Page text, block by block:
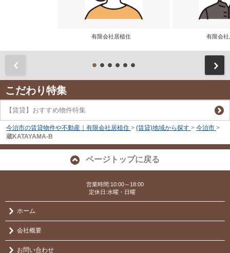
有限会社居植住 有限会
こだわり特集
【賃貸】おすすめ物件特集
今治市の賃貸物件や不動産｜有限会社居植住 > (賃貸)地域から探す > 今治市 >
蔵KATAYAMA-B
ページトップに戻る
営業時間:10:00～18:00
定休日:水曜・日曜
ホーム
会社概要
お問い合わせ